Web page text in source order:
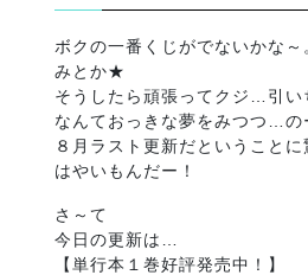
ボクの一番くじがでないかな
みとか★
そうしたら頑張ってクジ…引い
なんておっきな夢をみつつ…の
８月ラスト更新だということ
はやいもんだー！
さ～て
今日の更新は…
【単行本１巻好評発売中！】